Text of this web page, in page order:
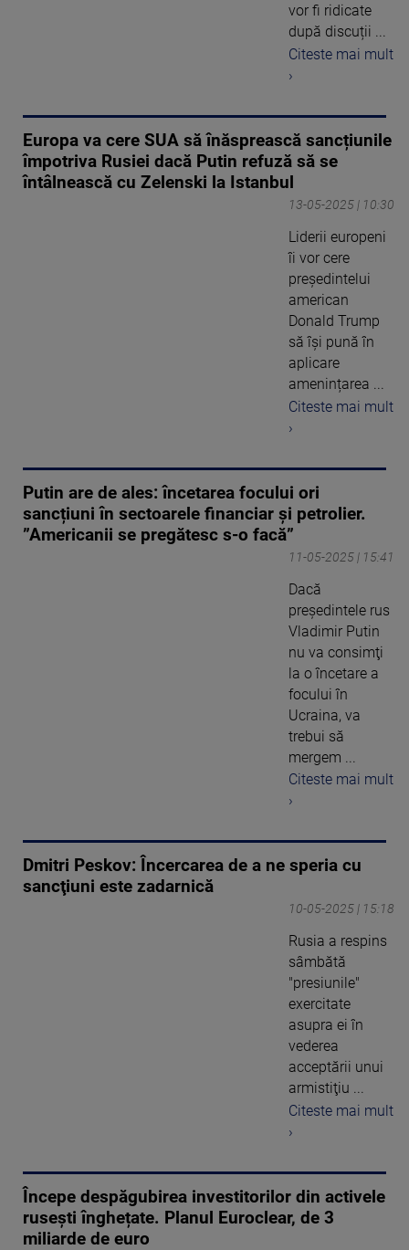
vor fi ridicate
după discuții ...
Citeste mai mult
›
Europa va cere SUA să înăsprească sancțiunile
împotriva Rusiei dacă Putin refuză să se
întâlnească cu Zelenski la Istanbul
13-05-2025 | 10:30
Liderii europeni
îi vor cere
președintelui
american
Donald Trump
să își pună în
aplicare
amenințarea ...
Citeste mai mult
›
Putin are de ales: încetarea focului ori
sancțiuni în sectoarele financiar și petrolier.
”Americanii se pregătesc s-o facă”
11-05-2025 | 15:41
Dacă
preşedintele rus
Vladimir Putin
nu va consimţi
la o încetare a
focului în
Ucraina, va
trebui să
mergem ...
Citeste mai mult
›
Dmitri Peskov: Încercarea de a ne speria cu
sancţiuni este zadarnică
10-05-2025 | 15:18
Rusia a respins
sâmbătă
"presiunile"
exercitate
asupra ei în
vederea
acceptării unui
armistiţiu ...
Citeste mai mult
›
Începe despăgubirea investitorilor din activele
rusești înghețate. Planul Euroclear, de 3
miliarde de euro